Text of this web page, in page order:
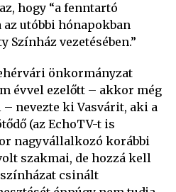
hogy “a fenntartó
utóbbi hónapokban
Színház vezetésében.”
önkormányzat
évvel ezelőtt – akkor még
– nevezte ki Vasvárit, aki a
(az EchoTV-t is
nagyvállalkozó korábbi
szakmai, de hozzá kell
csinált